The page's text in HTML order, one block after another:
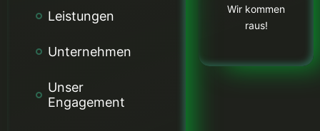
Leistungen
Unternehmen
Unser
Engagement
Wir kommen
raus!